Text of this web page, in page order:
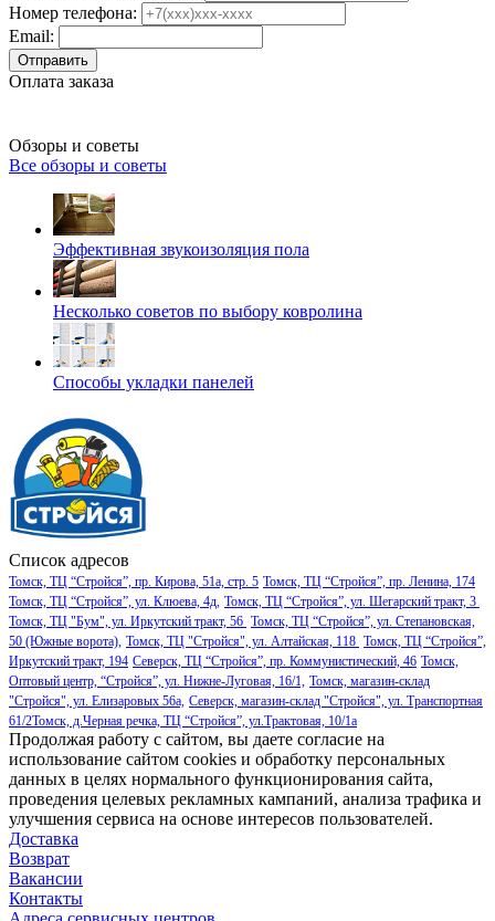
Номер телефона:
Email:
Отправить
Оплата заказа
Обзоры и советы
Все обзоры и советы
Эффективная звукоизоляция пола
Несколько советов по выбору ковролина
Способы укладки панелей
Список адресов
Томск, ТЦ “Стройся”, пр. Кирова, 51а, стр. 5 Томск, ТЦ “Стройся”, пр. Ленина, 174
Томск, ТЦ “Стройся”, ул. Клюева, 4д, Томск, ТЦ “Стройся”, ул. Шегарский тракт, 3
Томск, ТЦ "Бум", ул. Иркутский тракт, 56 Томск, ТЦ “Стройся”, ул. Степановская,
50 (Южные ворота), Томск, ТЦ "Стройся", ул. Алтайская, 118 Томск, ТЦ “Стройся”,
Иркутский тракт, 194 Северск, ТЦ “Стройся”, пр. Коммунистический, 46 Томск,
Оптовый центр, “Стройся”, ул. Нижне-Луговая, 16/1, Томск, магазин-склад
"Стройся", ул. Елизаровых 56а, Северск, магазин-склад "Стройся", ул. Транспортная
61/2Томск, д.Черная речка, ТЦ “Стройся”, ул.Трактовая, 10/1а
Продолжая работу с сайтом, вы даете согласие на
использование сайтом cookies и обработку персональных
данных в целях нормального функционирования сайта,
проведения целевых рекламных кампаний, анализа трафика и
улучшения сервиса на основе интересов пользователей.
Доставка
Возврат
Вакансии
Контакты